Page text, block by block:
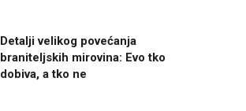
Detalji velikog povećanja
braniteljskih mirovina: Evo tko
dobiva, a tko ne